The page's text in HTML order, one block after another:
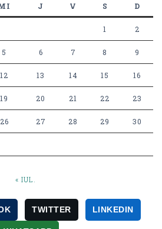
J V S D
1 2
5 6 7 8 9
12 13 14 15 16
19 20 21 22 23
26 27 28 29 30
« IUL.
TWITTER LINKEDIN